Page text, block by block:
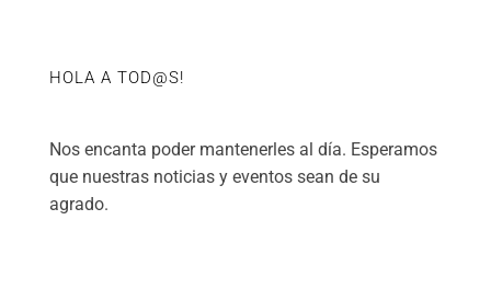
HOLA A TOD@S!
Nos encanta poder mantenerles al día. Esperamos
que nuestras noticias y eventos sean de su
agrado.